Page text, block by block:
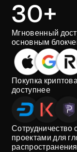
30+
Мгновенный
основным
Покупка
доступнее
Сотрудничество
проектами для